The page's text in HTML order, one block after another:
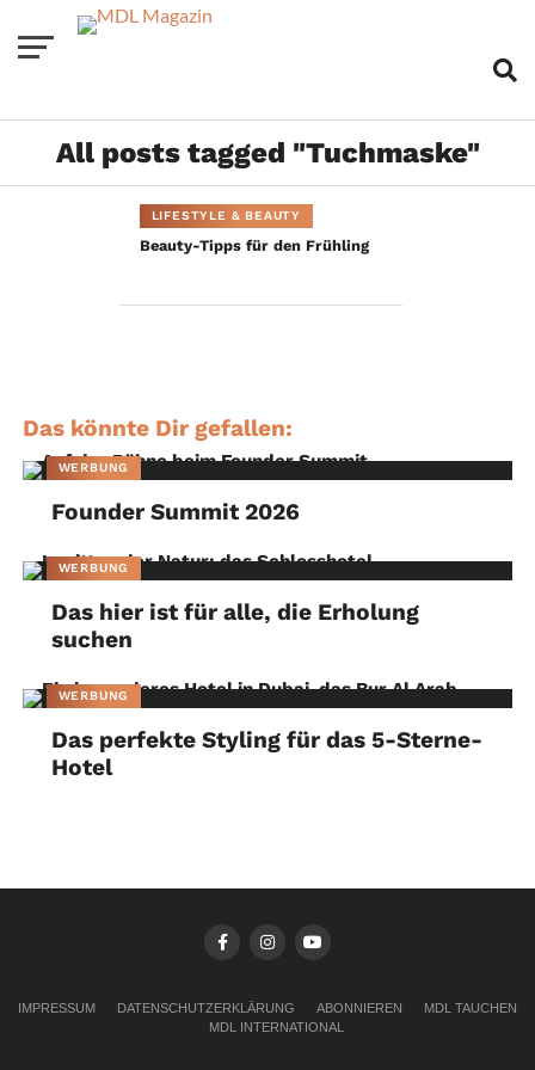
All posts tagged "Tuchmaske"
LIFESTYLE & BEAUTY
Beauty-Tipps für den Frühling
Das könnte Dir gefallen:
WERBUNG
Founder Summit 2026
WERBUNG
Das hier ist für alle, die Erholung
suchen
WERBUNG
Das perfekte Styling für das 5-Sterne-
Hotel
IMPRESSUM DATENSCHUTZERKLÄRUNG ABONNIEREN
MDL TAUCHEN
MDL INTERNATIONAL